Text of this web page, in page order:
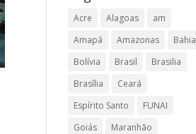
Acre Alagoas
am
Amapá
Amazonas
Bahia
Bolívia
Brasil
Brasilia
Brasília
Ceará
Espírito Santo
FUNAI
Goiás
Maranhão